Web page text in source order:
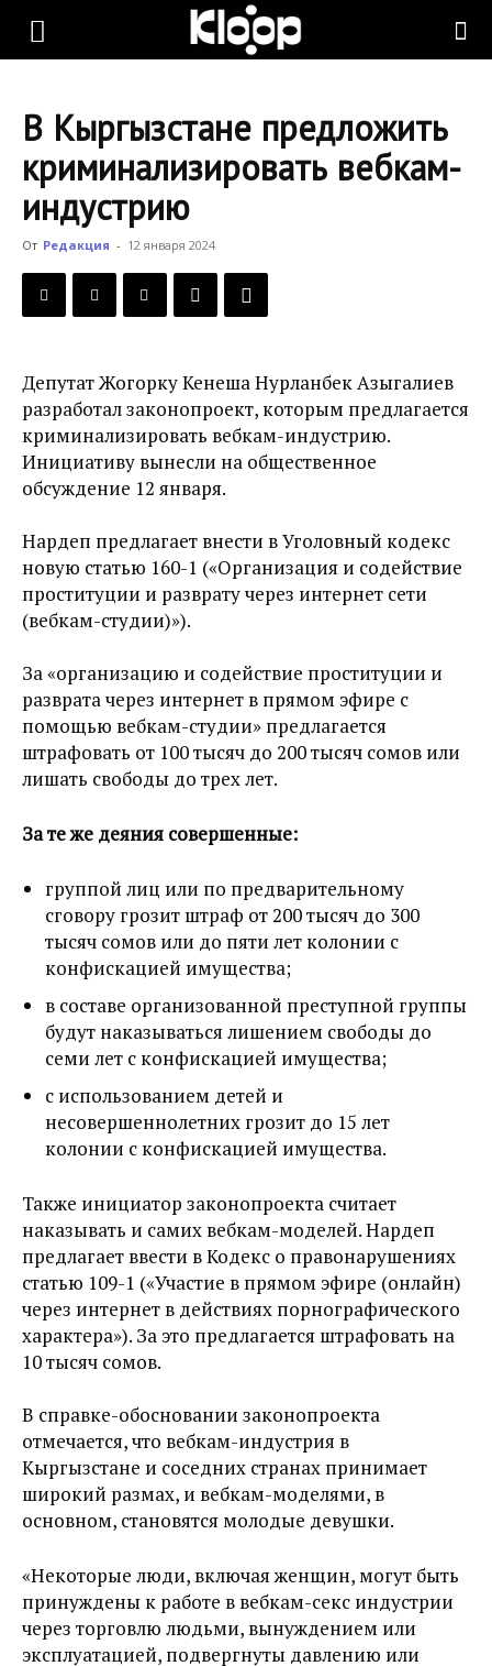
KLOOP.KG
Новости
Кыргызстана
В Кыргызстане предложить
криминализировать вебкам-
индустрию
От Редакция - 12 января 2024
Депутат Жогорку Кенеша Нурланбек Азыгалиев
разработал законопроект, которым предлагается
криминализировать вебкам-индустрию.
Инициативу вынесли на общественное
обсуждение 12 января.
Нардеп предлагает внести в Уголовный кодекс
новую статью 160-1 («Организация и содействие
проституции и разврату через интернет сети
(вебкам-студии)»).
За «организацию и содействие проституции и
разврата через интернет в прямом эфире с
помощью вебкам-студии» предлагается
штрафовать от 100 тысяч до 200 тысяч сомов или
лишать свободы до трех лет.
За те же деяния совершенные:
группой лиц или по предварительному
сговору грозит штраф от 200 тысяч до 300
тысяч сомов или до пяти лет колонии с
конфискацией имущества;
в составе организованной преступной группы
будут наказываться лишением свободы до
семи лет с конфискацией имущества;
с использованием детей и
несовершеннолетних грозит до 15 лет
колонии с конфискацией имущества.
Также инициатор законопроекта считает
наказывать и самих вебкам-моделей. Нардеп
предлагает ввести в Кодекс о правонарушениях
статью 109-1 («Участие в прямом эфире (онлайн)
через интернет в действиях порнографического
характера»). За это предлагается штрафовать на
10 тысяч сомов.
В справке-обосновании законопроекта
отмечается, что вебкам-индустрия в
Кыргызстане и соседних странах принимает
широкий размах, и вебкам-моделями, в
основном, становятся молодые девушки.
«Некоторые люди, включая женщин, могут быть
принуждены к работе в вебкам-секс индустрии
через торговлю людьми, вынуждением или
эксплуатацией, подвергнуты давлению или